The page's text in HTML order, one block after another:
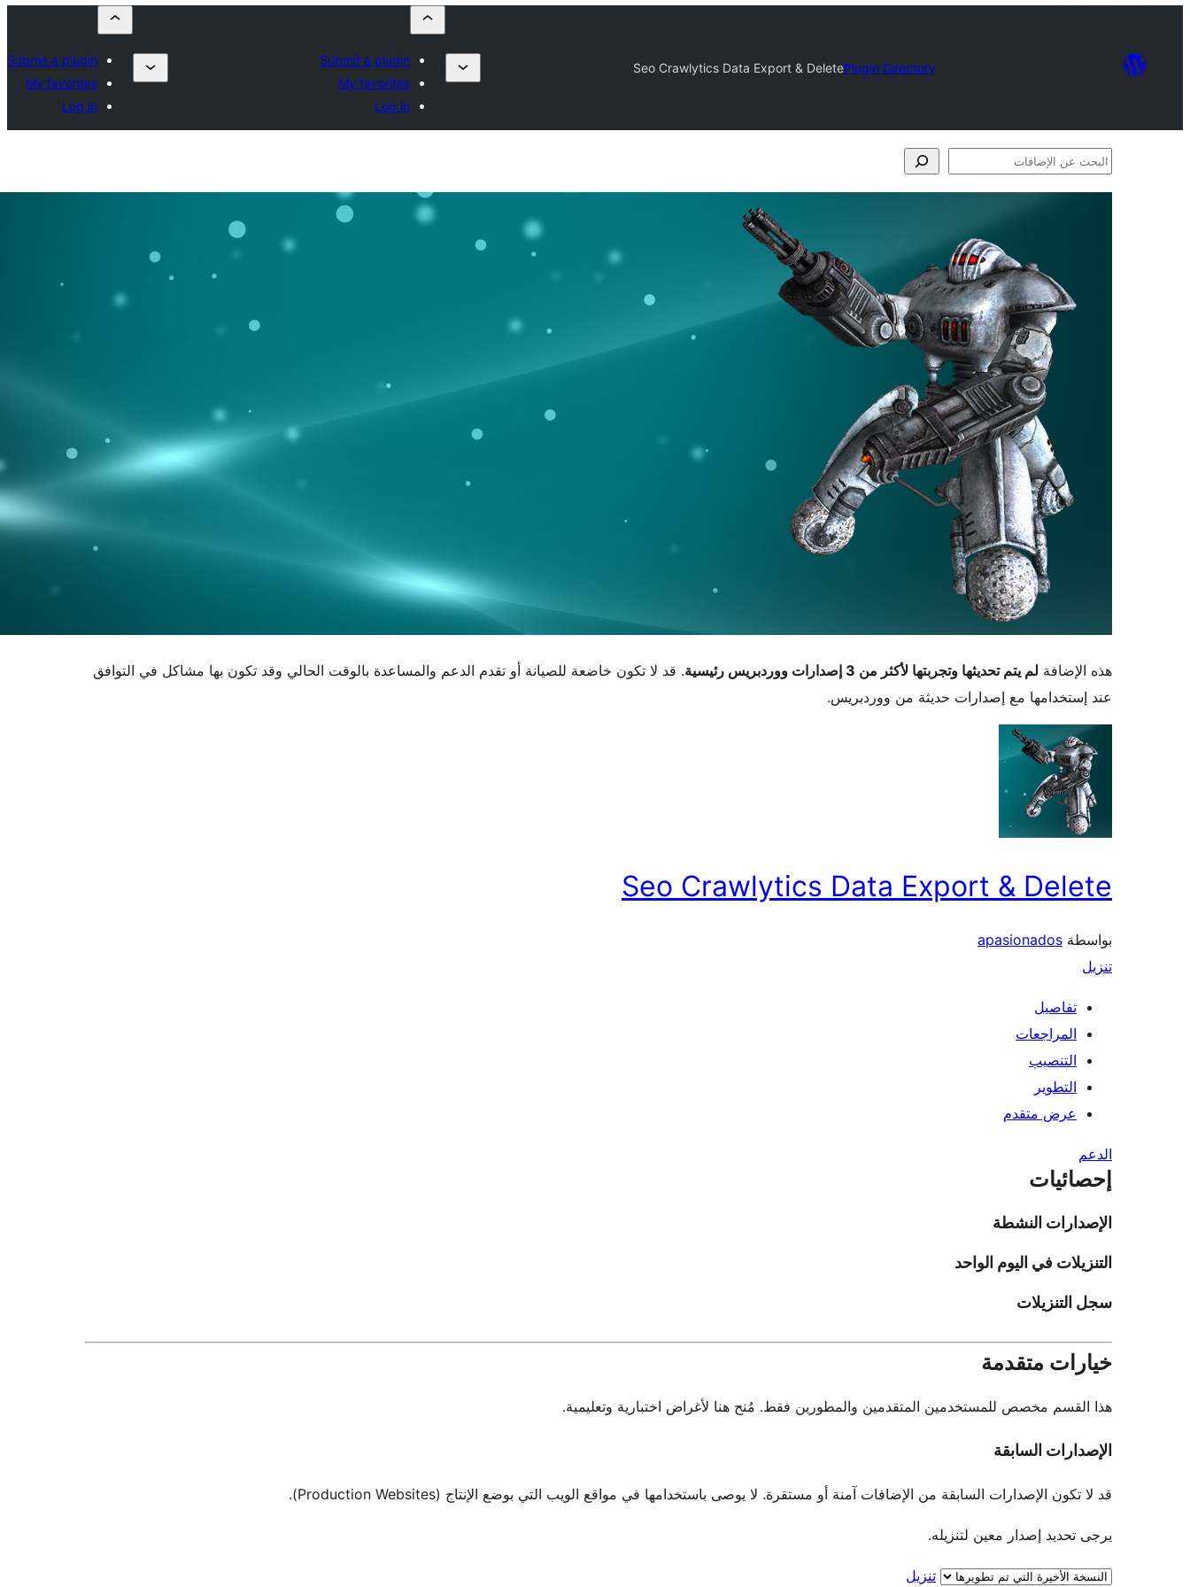
Plugin Directory
Seo Crawlytics Data Export & Delete
Submit a plugin
My favorites
Log in
Submit a plugin
My favorites
Log in
البحث
هذه الإضافة لم يتم تحديثها وتجربتها لأكثر من 3 إصدارات ووردبريس رئيسية
. قد لا تكون خاضعة للصيانة أو تقدم الدعم والمساعدة بالوقت الحالي وقد تكون بها مشاكل في التوافق
عند إستخدامها مع إصدارات حديثة من ووردبريس.
Seo Crawlytics Data Export & Delete
بواسطة apasionados
تنزيل
تفاصيل
المراجعات
التنصيب
التطوير
عرض متقدم
الدعم
إحصائيات
الإصدارات النشطة
التنزيلات في اليوم الواحد
سجل التنزيلات
خيارات متقدمة
هذا القسم مخصص للمستخدمين المتقدمين والمطورين فقط. مُنح هنا لأغراض اختبارية وتعليمية.
الإصدارات السابقة
قد لا تكون الإصدارات السابقة من الإضافات آمنة أو مستقرة. لا يوصى باستخدامها في مواقع الويب التي بوضع الإنتاج (Production Websites).
يرجى تحديد إصدار معين لتنزيله.
تنزيل